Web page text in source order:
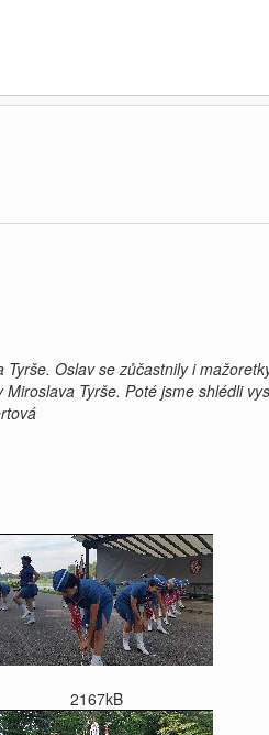
Oslav se zůčastnily i
Tyrše. Poté jsme shlédli
2167kB